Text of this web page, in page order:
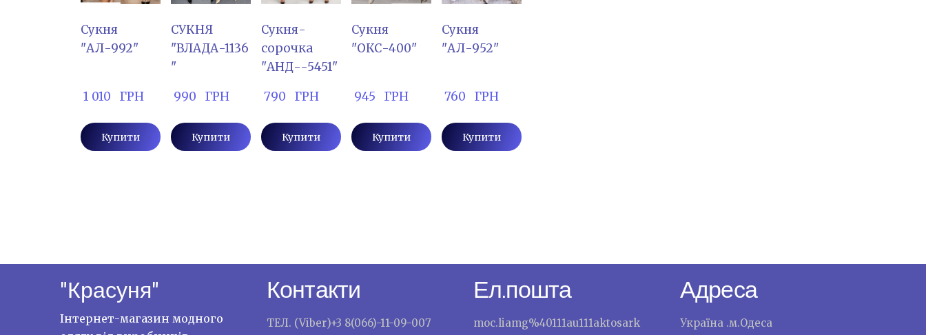
Сукня
"АЛ-992"
1 010   ГРН
Купити
СУКНЯ
"ВЛАДА-1136
"
990   ГРН
Купити
Сукня-
сорочка
"АНД--5451"
790   ГРН
Купити
Сукня
"ОКС-400"
945   ГРН
Купити
Сукня
"АЛ-952"
760   ГРН
Купити
"Красуня"
Інтернет-магазин модного
Контакти
ТЕЛ. (Viber)+3 8(066)-11-09-007
Ел.пошта
moc.liamg%40111au111aktosark
Адреса
Україна .м.Одеса